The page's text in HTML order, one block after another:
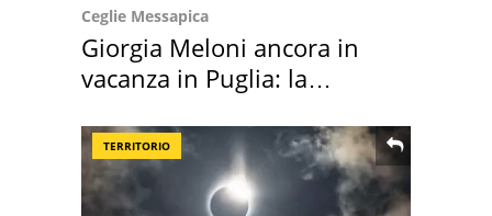
Ceglie Messapica
Giorgia Meloni ancora in
vacanza in Puglia: la
TERRITORIO